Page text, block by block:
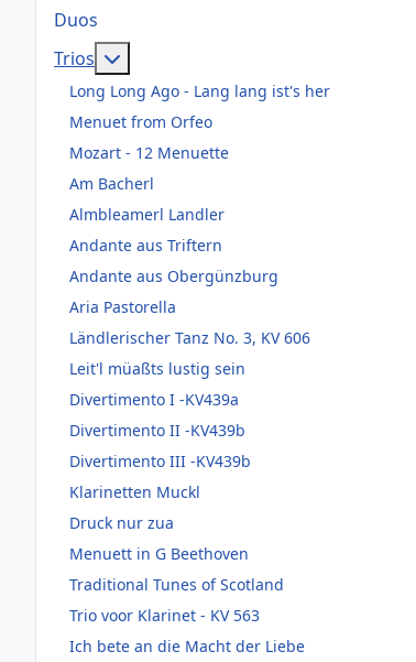
Duos
Trios
Long Long Ago - Lang lang ist's her
Menuet from Orfeo
Mozart - 12 Menuette
Am Bacherl
Almbleamerl Landler
Andante aus Triftern
Andante aus Obergünzburg
Aria Pastorella
Ländlerischer Tanz No. 3, KV 606
Leit'l müaßts lustig sein
Divertimento I -KV439a
Divertimento II -KV439b
Divertimento III -KV439b
Klarinetten Muckl
Druck nur zua
Menuett in G Beethoven
Traditional Tunes of Scotland
Trio voor Klarinet - KV 563
Ich bete an die Macht der Liebe